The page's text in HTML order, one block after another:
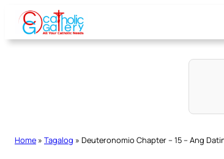
Skip
content
Home » Tagalog » Deuteronomio Chapter – 15 – Ang